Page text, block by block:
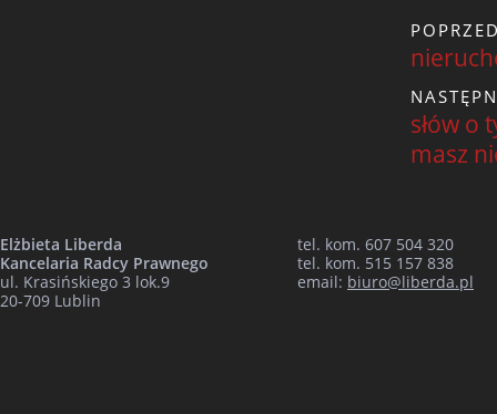
słów o
masz
Elżbieta Liberda
Kancelaria Radcy Prawnego
ul. Krasińskiego 3 lok.9
20-709 Lublin
tel. kom. 607 504 320
tel. kom. 515 157 838
email: biuro@liberda.pl